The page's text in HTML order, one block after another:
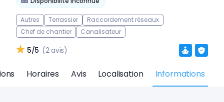
Autres Terrassier
Raccordement réseaux
Chef de chantier
Canalisateur
5/5 (2 avis)
Horaires Avis Localisation Informations